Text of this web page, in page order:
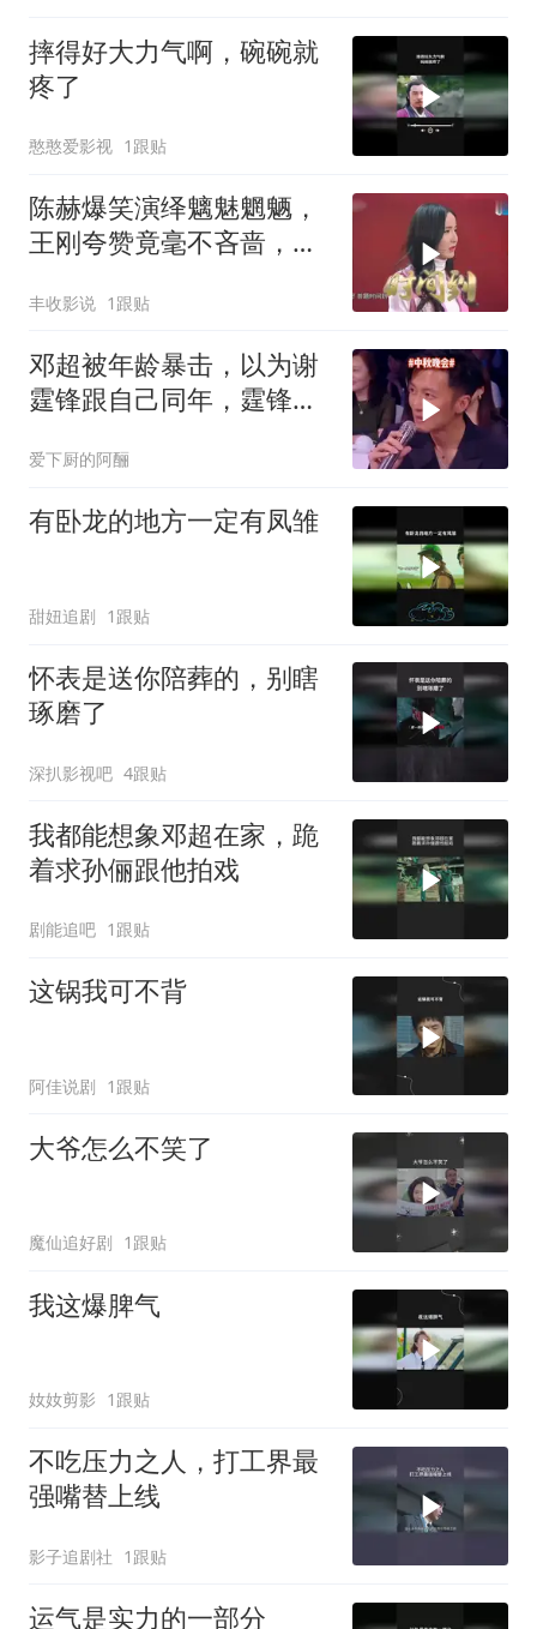
摔得好大力气啊，碗碗就
疼了
憨憨爱影视 1跟贴
陈赫爆笑演绎魑魅魍魉，
王刚夸赞竟毫不吝啬，足
丰收影说 1跟贴
邓超被年龄暴击，以为谢
霆锋跟自己同年，霆锋：
爱下厨的阿酾
有卧龙的地方一定有凤雏
甜妞追剧 1跟贴
怀表是送你陪葬的，别瞎
琢磨了
深扒影视吧 4跟贴
我都能想象邓超在家，跪
着求孙俪跟他拍戏
剧能追吧 1跟贴
这锅我可不背
阿佳说剧 1跟贴
大爷怎么不笑了
魔仙追好剧 1跟贴
我这爆脾气
奻奻剪影 1跟贴
不吃压力之人，打工界最
强嘴替上线
影子追剧社 1跟贴
运气是实力的一部分